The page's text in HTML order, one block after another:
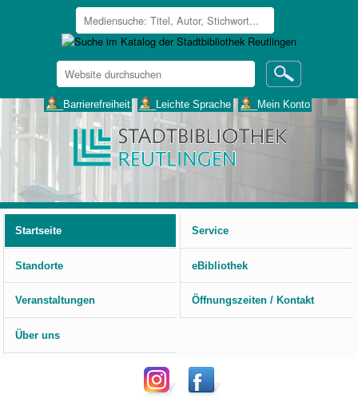
Website
durchsuchen
___Barrierefreiheit ___Leichte Sprache ___Mein Konto
Startseite
Service
Standorte eBibliothek
Veranstaltungen Öffnungszeiten / Kontakt
Über uns